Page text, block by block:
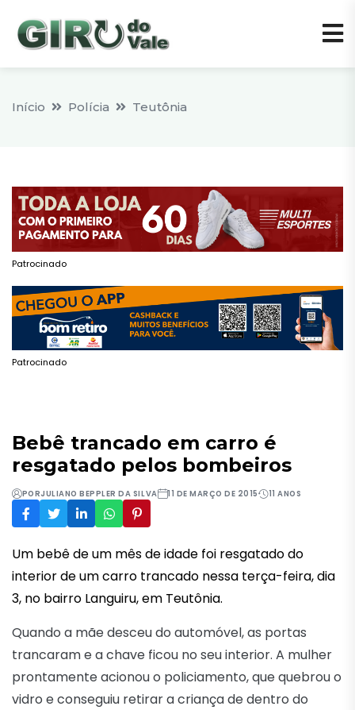
Início Polícia Teutônia
Patrocinado
Patrocinado
Bebê trancado em carro é
resgatado pelos bombeiros
PORJULIANO BEPPLER DA SILVA 11 DE MARÇO DE 2015 11 ANOS
Um bebê de um mês de idade foi resgatado do
interior de um carro trancado nessa terça-feira, dia
3, no bairro Languiru, em Teutônia.
Quando a mãe desceu do automóvel, as portas
trancaram e a chave ficou no seu interior. A mulher
prontamente acionou o policiamento, que quebrou o
vidro e conseguiu retirar a criança de dentro do